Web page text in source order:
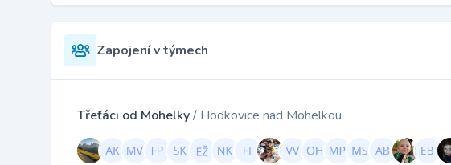
Zapojení v týmech
Třeťáci od Mohelky/ Hodkovice nad Mohelkou